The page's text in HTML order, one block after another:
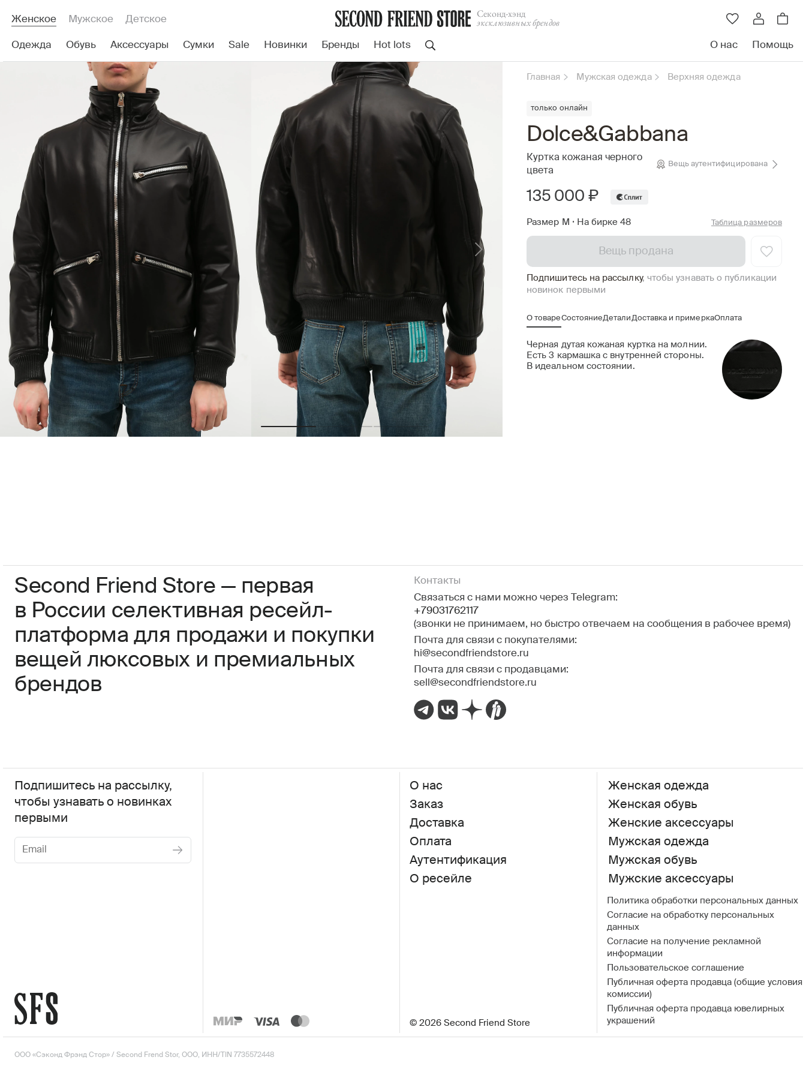
Женское Мужское Детское Cеконд-хэнд
эксклюзивных брендов
Одежда Обувь Аксессуары Сумки Sale Новинки Бренды Hot lots О нас Помощь
Главная Мужская одежда Верхняя одежда
только онлайн
Dolce&Gabbana
Куртка кожаная черного
цвета
Вещь аутентифицирована
135 000 ₽
Размер M • На бирке 48 Таблица размеров
Вещь продана
Подпишитесь на рассылку, чтобы узнавать о публикации
новинок первыми
О товареСостояниеДеталиДоставка и примеркаОплата
Черная дутая кожаная куртка на молнии.
Есть 3 кармашка с внутренней стороны.
В идеальном состоянии.
Second Friend Store — первая
в России селективная ресейл-
платформа для продажи и покупки
вещей люксовых и премиальных
брендов
Контакты
Связаться с нами можно через Telegram:
+79031762117
(звонки не принимаем, но быстро отвечаем на сообщения в рабочее время)
Почта для связи с покупателями:
hi@secondfriendstore.ru
Почта для связи с продавцами:
sell@secondfriendstore.ru
Подпишитесь на рассылку,
чтобы узнавать о новинках
первыми
О нас
Заказ
Доставка
Оплата
Аутентификация
О ресейле
© 2026 Second Friend Store
Женская одежда
Женская обувь
Женские аксессуары
Мужская одежда
Мужская обувь
Мужские аксессуары
Политика обработки персональных данных
Согласие на обработку персональных
данных
Согласие на получение рекламной
информации
Пользовательское соглашение
Публичная оферта продавца (общие условия
комиссии)
Публичная оферта продавца ювелирных
украшений
ООО «Сэконд Фрэнд Стор» / Second Frend Stor, ООО, ИНН/TIN 7735572448